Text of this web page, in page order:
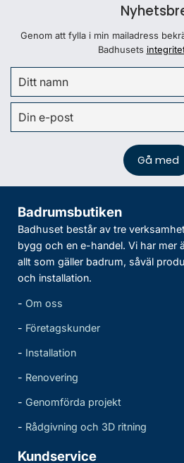
Genom att fylla i min mailadress
Badhusets
Badrumsbutiken
Badhuset består av tre
bygg och en e-handel. Vi har mer
allt som gäller badrum, såväl
och installation.
- Om oss
- Företagskunder
- Installation
- Renovering
- Genomförda projekt
- Rådgivning och 3D ritning
Kundservice